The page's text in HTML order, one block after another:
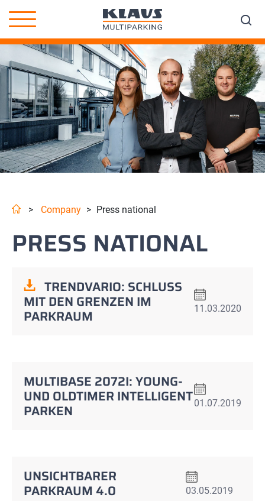
> Company > Press national
PRESS NATIONAL
TRENDVARIO: SCHLUSS
MIT DEN GRENZEN IM
PARKRAUM 11.03.2020
MULTIBASE 2072I: YOUNG-
UND OLDTIMER INTELLIGENT
PARKEN 01.07.2019
UNSICHTBARER
PARKRAUM 4.0 03.05.2019